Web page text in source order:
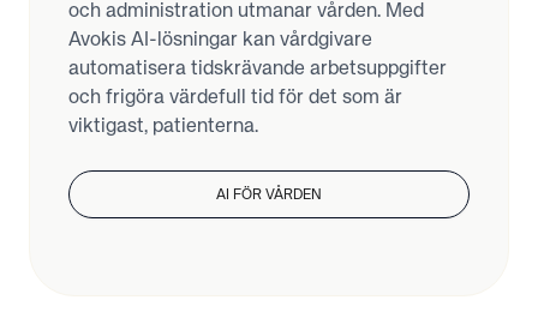
och administration utmanar vården. Med
Avokis AI-lösningar kan vårdgivare
automatisera tidskrävande arbetsuppgifter
och frigöra värdefull tid för det som är
viktigast, patienterna.
AI FÖR VÅRDEN